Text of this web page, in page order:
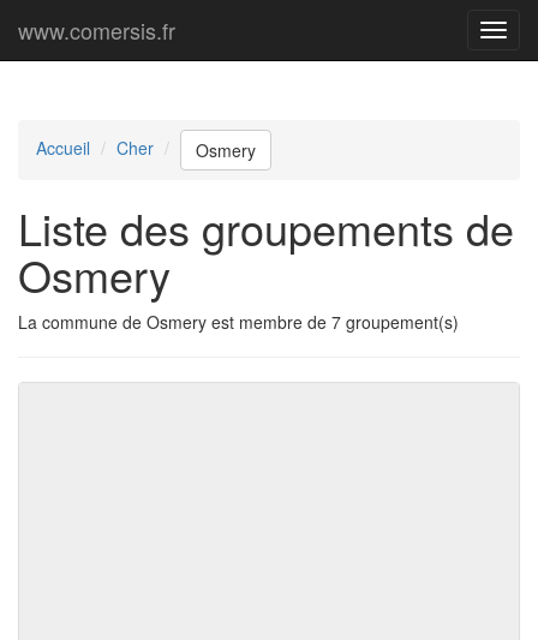
Menu
www.comersis.fr
Accueil Cher Osmery
Liste des groupements de
Osmery
La commune de Osmery est membre de 7 groupement(s)